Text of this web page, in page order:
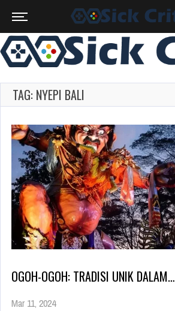
TAG: NYEPI BALI
OGOH-OGOH: TRADISI UNIK DALAM…
Mar 11, 2024